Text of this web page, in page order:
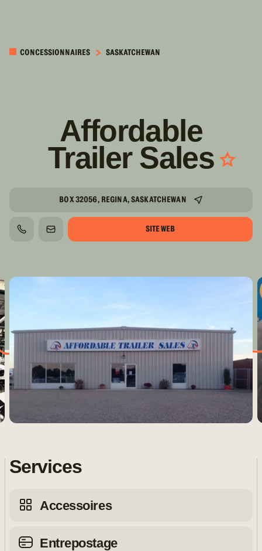
CONTENUCONCESSIONNAIRES SASKATCHEWAN
Affordable
Trailer Sales
BOX 32056, REGINA, SASKATCHEWAN
TÉLÉPHONECOURRIEL SITE WEB
Services
Accessoires
Entrepostage